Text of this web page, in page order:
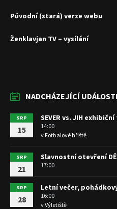
Původní (stará) verze webu
Ženklavjan TV – vysílání
NADCHÁZEJÍCÍ UDÁLOSTI
SRP
15
SEVER vs. JIH
14:00
vFotbalové hřiště
SRP
21
Slavnostní otevření
17:00
SRP
28
Letní večer,
16:00
vVýletiště